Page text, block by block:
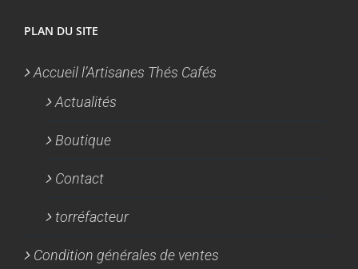
PLAN DU SITE
Accueil l’Artisanes Thés Cafés
Actualités
Boutique
Contact
torréfacteur
Condition générales de ventes